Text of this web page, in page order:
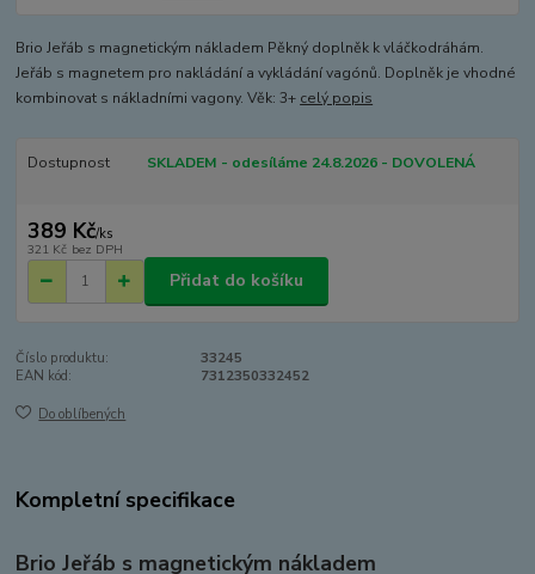
Brio Jeřáb s magnetickým nákladem Pěkný doplněk k vláčkodráhám.
Jeřáb s magnetem pro nakládání a vykládání vagónů. Doplněk je vhodné
kombinovat s nákladními vagony. Věk: 3+ celý popis
Dostupnost SKLADEM - odesíláme 24.8.2026 - DOVOLENÁ
389 Kč/ks
321 Kč bez DPH
Přidat do košíku
Číslo produktu:
33245
EAN kód:
7312350332452
Do oblíbených
Kompletní specifikace
Brio Jeřáb s magnetickým nákladem